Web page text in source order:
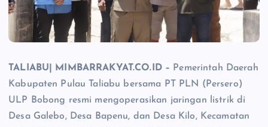
TALIABU| MIMBARRAKYAT.CO.ID – Pemerintah Daerah
Kabupaten Pulau Taliabu bersama PT PLN (Persero)
ULP Bobong resmi mengoperasikan jaringan listrik di
Desa Galebo, Desa Bapenu, dan Desa Kilo, Kecamatan